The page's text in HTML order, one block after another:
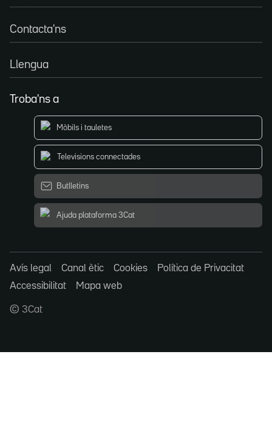
Contacta'ns
Llengua
Troba'ns a
Mòbils i tauletes
Televisions connectades
Butlletins
Ajuda plataforma 3Cat
Avís legal Canal ètic Cookies
Política de Privacitat
Accessibilitat
Mapa web
© 3Cat